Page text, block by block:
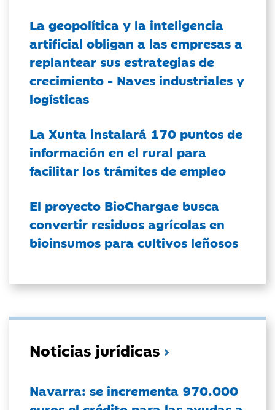
La geopolítica y la inteligencia
artificial obligan a las empresas a
replantear sus estrategias de
crecimiento - Naves industriales y
logísticas
La Xunta instalará 170 puntos de
información en el rural para
facilitar los trámites de empleo
El proyecto BioChargae busca
convertir residuos agrícolas en
bioinsumos para cultivos leñosos
Noticias jurídicas
Navarra: se incrementa 970.000